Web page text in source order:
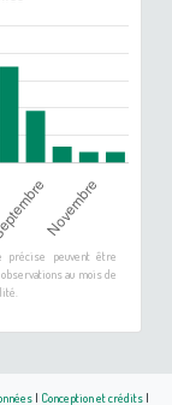
précise peuvent être
au mois de
| Conception et crédits|